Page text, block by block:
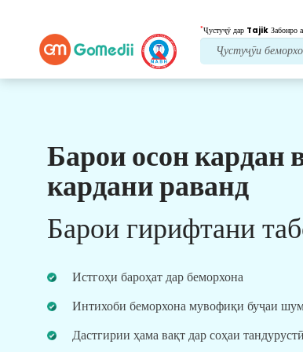
*Ҷустуҷӯ дар Tajik Забонро
Барои осон кардан
кардани раванд
Барои гирифтани
Истгоҳи бароҳат дар беморхона
Интихоби беморхона мувофиқи буҷаи
Дастгирии ҳама вақт дар соҳаи тандурустӣ
Манфиатҳои мо
Пас аз табобат
нигоҳубини пайравӣ
Дастгирии тиббӣ ва беморонро 24x7 бо дастаи
бораи ниёзҳои табобати шумо.